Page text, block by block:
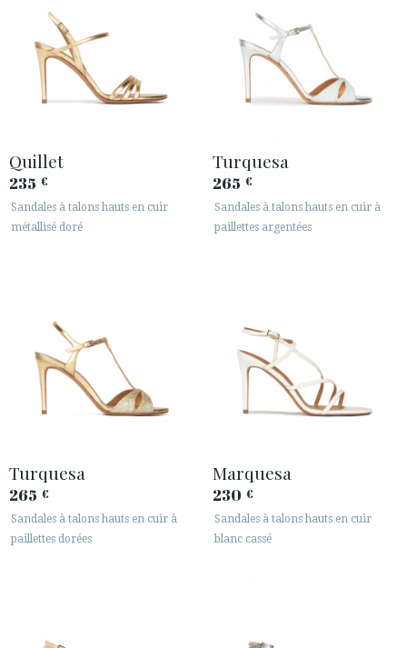
Quillet
235 €
Sandales à talons hauts en cuir
métallisé doré
Turquesa
265 €
Sandales à talons hauts en cuir à
paillettes argentées
Turquesa
265 €
Sandales à talons hauts en cuir à
paillettes dorées
Marquesa
230 €
Sandales à talons hauts en cuir
blanc cassé